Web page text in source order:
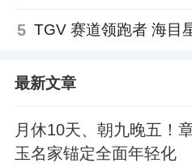
5
最新文章
月休10天、朝九晚五！
玉名家锚定全面年轻化